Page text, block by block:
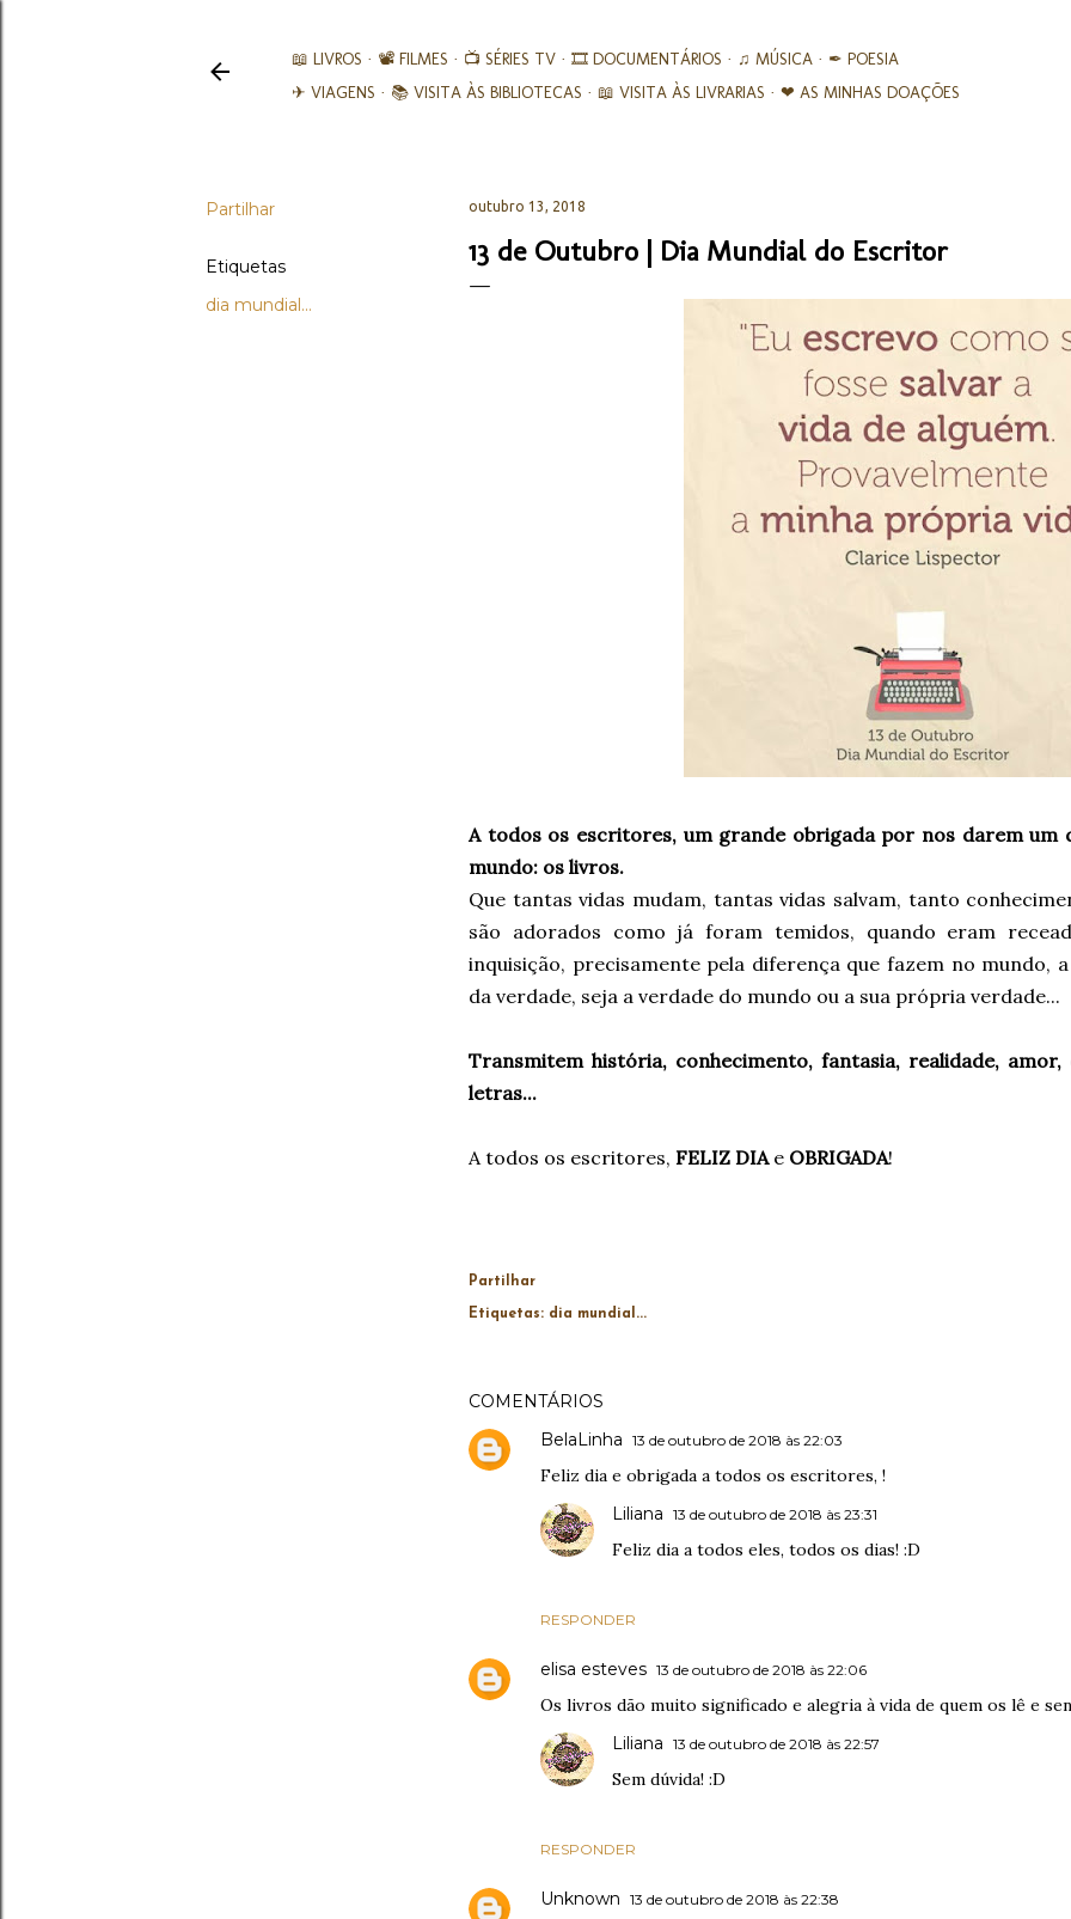
📖 LIVROS 📽️ FILMES 📺 SÉRIES TV 🎞︎ DOCUMENTÁRIOS ♫ MÚSICA
✒ POESIA
✈ VIAGENS
📚︎ VISITA ÀS BIBLIOTECAS 📖 VISITA ÀS LIVRARIAS ❤ AS MINHAS DOAÇÕES
Partilhar
Etiquetas
dia mundial...
outubro 13, 2018
13 de Outubro | Dia Mundial do Escritor
A todos os escritores, um grande obrigada por nos darem um
mundo: os livros.
Que tantas vidas mudam, tantas vidas salvam, tanto
são adorados como já foram temidos, quando eram
inquisição, precisamente pela diferença que fazem no mundo,
da verdade, seja a verdade do mundo ou a sua própria verdade...
Transmitem história, conhecimento, fantasia, realidade,
letras...
A todos os escritores, FELIZ DIAe OBRIGADA!
Partilhar
Etiquetas: dia mundial...
COMENTÁRIOS
BelaLinha 13 de outubro de 2018 às 22:03
Feliz dia e obrigada a todos os escritores, !
RESPONDER
Liliana 13 de outubro de 2018 às 23:31
Feliz dia a todos eles, todos os dias! :D
elisa esteves 13 de outubro de 2018 às 22:06
Os livros dão muito significado e alegria à vida de quem os lê e
RESPONDER
Liliana 13 de outubro de 2018 às 22:57
Sem dúvida! :D
Unknown 13 de outubro de 2018 às 22:38